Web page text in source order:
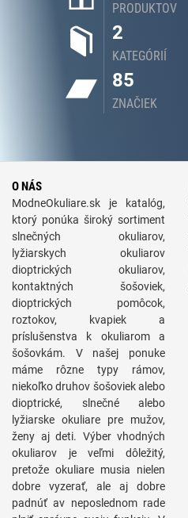
PRODUKTOV
2
KATEGÓRIÍ
85
ZNAČIEK
O NÁS
ModneOkuliare.sk je katalóg,
ktorý ponúka široký sortiment
slnečných okuliarov,
lyžiarskych okuliarov
dioptrických okuliarov,
kontaktných šošoviek,
dioptrických pomôcok,
roztokov, kvapiek a
príslušenstva k okuliarom a
šošovkám. V našej ponuke
máme rôzne typy rámov,
niekoľko druhov šošoviek alebo
dioptrické, slnečné alebo
lyžiarske okuliare pre mužov,
ženy aj deti. Výber vhodných
okuliarov je veľmi dôležitý,
pretože okuliare musia nielen
dobre vyzerať, ale aj dobre
padnúť av neposlednom rade